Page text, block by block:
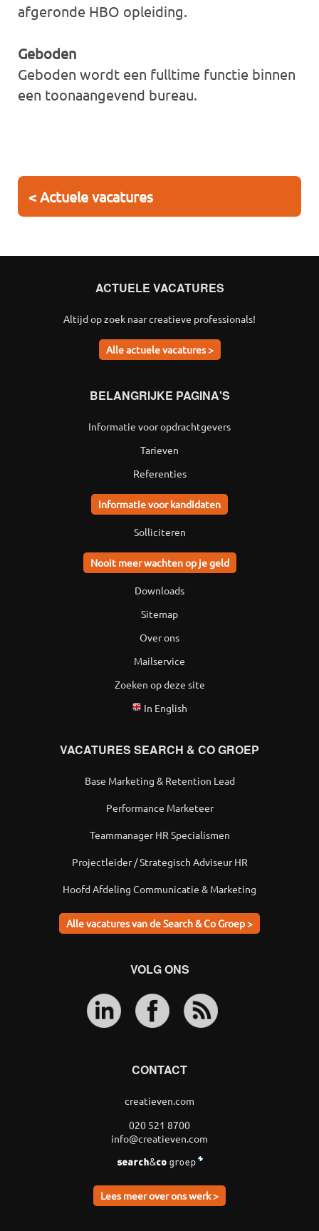
afgeronde HBO opleiding.
Geboden
Geboden wordt een fulltime functie binnen
een toonaangevend bureau.
< Actuele vacatures
ACTUELE VACATURES
Altijd op zoek naar creatieve professionals!
Alle actuele vacatures >
BELANGRIJKE PAGINA'S
Informatie voor opdrachtgevers
Tarieven
Referenties
Informatie voor kandidaten
Solliciteren
Nooit meer wachten op je geld
Downloads
Sitemap
Over ons
Mailservice
Zoeken op deze site
In English
VACATURES SEARCH & CO GROEP
Base Marketing & Retention Lead
Performance Marketeer
Teammanager HR Specialismen
Projectleider / Strategisch Adviseur HR
Hoofd Afdeling Communicatie & Marketing
Alle vacatures van de Search & Co Groep >
VOLG ONS
CONTACT
creatieven.com
020 521 8700
info@creatieven.com
Lees meer over ons werk >